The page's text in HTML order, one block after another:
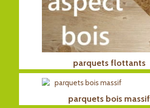
parquets flottants
parquets bois massif